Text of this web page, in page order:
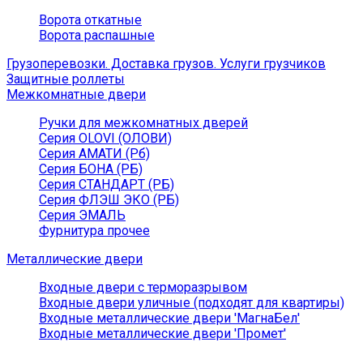
Ворота откатные
Ворота распашные
Грузоперевозки. Доставка грузов. Услуги грузчиков
Защитные роллеты
Межкомнатные двери
Ручки для межкомнатных дверей
Серия OLOVI (ОЛОВИ)
Серия АМАТИ (Рб)
Серия БОНА (РБ)
Серия СТАНДАРТ (РБ)
Серия ФЛЭШ ЭКО (РБ)
Серия ЭМАЛЬ
Фурнитура прочее
Металлические двери
Входные двери с терморазрывом
Входные двери уличные (подходят для квартиры)
Входные металлические двери 'МагнаБел'
Входные металлические двери 'Промет'